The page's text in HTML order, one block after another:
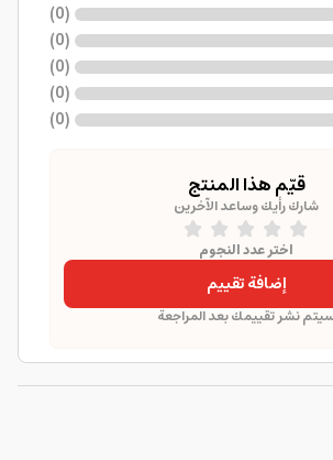
(
0
)
(
0
)
(
0
)
(
0
)
(
0
)
قيّم هذا المنتج
شارك رأيك وساعد الآخرين
اختر عدد النجوم
إضافة تقييم
نشر تقييمك بعد المراجعة